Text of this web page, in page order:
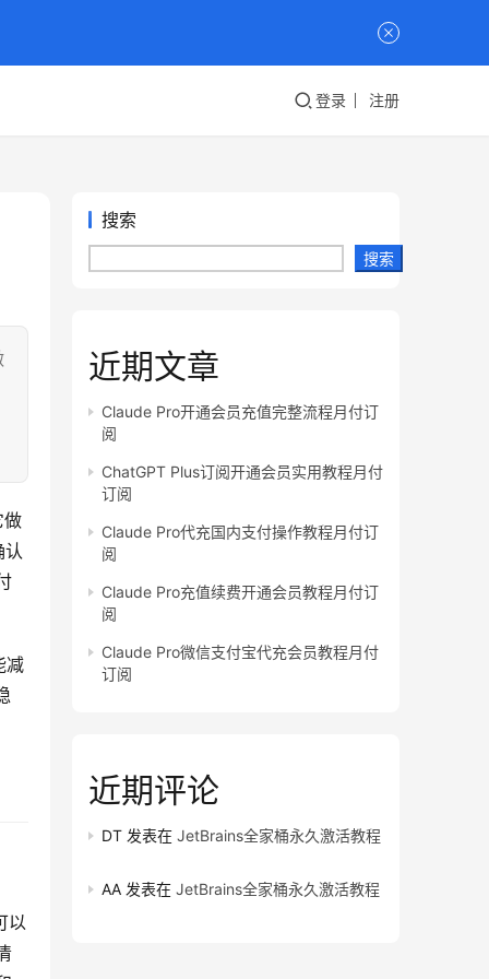
登录 注册
做
认
减
以
搜索
搜索
近期文章
Claude Pro开通会员充值完整流程月付订
阅
ChatGPT Plus订阅开通会员实用教程月付
订阅
Claude Pro代充国内支付操作教程月付订
阅
Claude Pro充值续费开通会员教程月付订
阅
Claude Pro微信支付宝代充会员教程月付
订阅
近期评论
DT 发表在 JetBrains全家桶永久激活教程
AA 发表在 JetBrains全家桶永久激活教程